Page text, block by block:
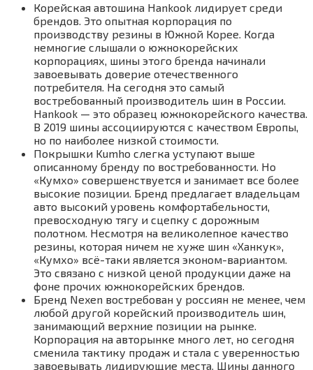
Корейская автошина Hankook лидирует среди
брендов. Это опытная корпорация по
производству резины в Южной Корее. Когда
немногие слышали о южнокорейских
корпорациях, шины этого бренда начинали
завоевывать доверие отечественного
потребителя. На сегодня это самый
востребованный производитель шин в России.
Hankook — это образец южнокорейского качества.
В 2019 шины ассоциируются с качеством Европы,
но по наиболее низкой стоимости.
Покрышки Kumho слегка уступают выше
описанному бренду по востребованности. Но
«Кумхо» совершенствуется и занимает все более
высокие позиции. Бренд предлагает владельцам
авто высокий уровень комфортабельности,
превосходную тягу и сцепку с дорожным
полотном. Несмотря на великолепное качество
резины, которая ничем не хуже шин «Ханкук»,
«Кумхо» всё-таки является эконом-вариантом.
Это связано с низкой ценой продукции даже на
фоне прочих южнокорейских брендов.
Бренд Nexen востребован у россиян не менее, чем
любой другой корейский производитель шин,
занимающий верхние позиции на рынке.
Корпорация на авторынке много лет, но сегодня
сменила тактику продаж и стала с уверенностью
завоевывать лидирующие места. Шины данного